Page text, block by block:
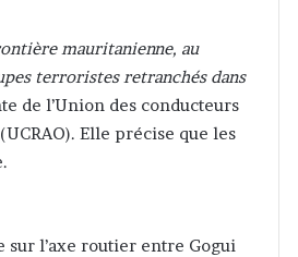
mauritanienne, au
terroristes retranchés dans
de l’Union des conducteurs
Elle précise que les
sur l’axe routier entre Gogui